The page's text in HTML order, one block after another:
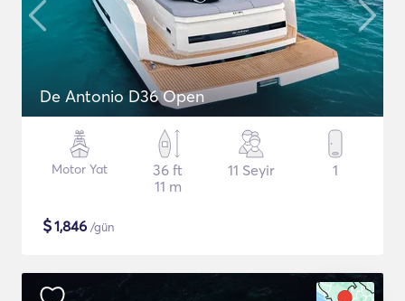
De Antonio D36 Open
Motor Yat
36 ft
11 m
11 Seyir 1
$1,846 /gün